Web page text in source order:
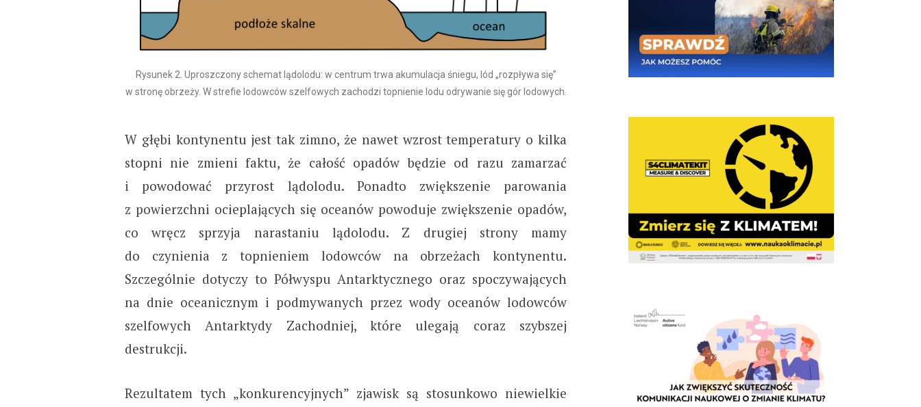
Rysunek 2. Uproszczony schemat lądolodu: w centrum trwa akumulacja śniegu, lód „rozpływa się”
w stronę obrzeży. W strefie lodowców szelfowych zachodzi topnienie lodu odrywanie się gór lodowych.
W głębi kontynentu jest tak zimno, że nawet wzrost temperatury o kilka
stopni nie zmieni faktu, że całość opadów będzie od razu zamarzać
i powodować przyrost lądolodu. Ponadto zwiększenie parowania
z powierzchni ocieplających się oceanów powoduje zwiększenie opadów,
co wręcz sprzyja narastaniu lądolodu. Z drugiej strony mamy
do czynienia z topnieniem lodowców na obrzeżach kontynentu.
Szczególnie dotyczy to Półwyspu Antarktycznego oraz spoczywających
na dnie oceanicznym i podmywanych przez wody oceanów lodowców
szelfowych Antarktydy Zachodniej, które ulegają coraz szybszej
destrukcji.
Rezultatem tych „konkurencyjnych” zjawisk są stosunkowo niewielkie